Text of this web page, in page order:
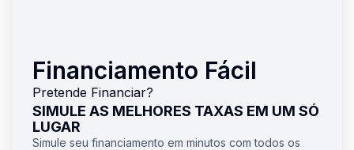
Financiamento Fácil
Pretende Financiar?
SIMULE AS MELHORES TAXAS EM UM SÓ
LUGAR
Simule seu financiamento em minutos com todos os